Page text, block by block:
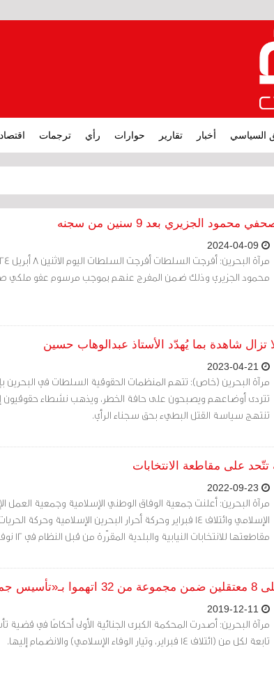
السياسي أخبار تقارير حوارات رأي ترجمات اقتصاد
الجزيري بعد 9 سنين من سجنه
محمود الجزيري وذلك ضمن المفرج عنهم بموجب مرسوم عفو ملكي
تزال شاهدة بما يُهدّد الأستاذ عبدالوهاب حسين
مرآة البحرين (خاص): تتهم المنظمات الحقوقية السلطات في
تتردى أوضاعهم ويصبحون على حافة الخطر، ويذهب نشطاء حقوقيون
تنتهج سياسة القتل البطيء بحق سجناء الرأي.
مرآة البحرين: أعلنت جمعية الوفاق الوطني الإسلامية وجمعية العمل
الإسلامي وائتلاف 14 فبراير وحركة أحرار البحرين الإسلامية
مقاطعتها للانتخابات النيابية والبلدية المقرّرة من قبل النظام في 12 نوفمبر.
مرآة البحرين: أصدرت المحكمة الكبرى الجنائية الأولى أحكامًا في
تابعة لكل من (ائتلاف 14 فبراير، وتيار الوفاء الإسلامي) والانضمام إليها.